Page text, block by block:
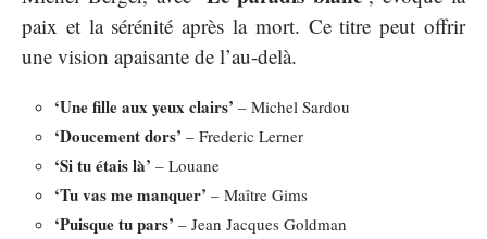
paix et la sérénité après la mort. Ce titre peut offrir
une vision apaisante de l’au-delà.
‘Une fille aux yeux clairs’ – Michel Sardou
‘Doucement dors’ – Frederic Lerner
‘Si tu étais là’ – Louane
‘Tu vas me manquer’ – Maître Gims
‘Puisque tu pars’ – Jean Jacques Goldman